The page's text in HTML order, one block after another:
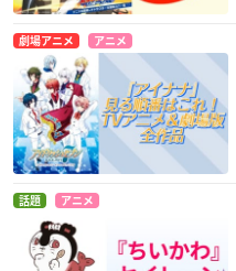
劇場アニメ アニメ
話題 アニメ